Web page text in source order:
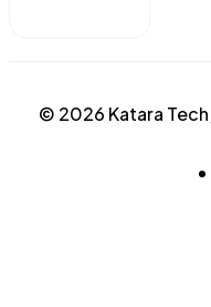
© 2026 Katara